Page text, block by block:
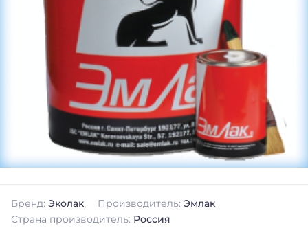
Бренд: Эколак Производитель: Эмлак
Страна производитель: Россия